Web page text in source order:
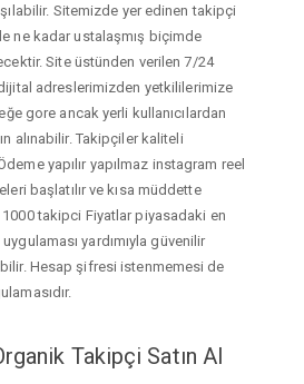
Sitemizde yer edinen takipçi
ne kadar ustalaşmış biçimde
Site üstünden verilen 7/24
dijital adreslerimizden yetkililerimize
gore ancak yerli kullanıcılardan
alınabilir. Takipçiler kaliteli
yapılır yapılmaz instagram reel
başlatılır ve kısa müddette
1000 takipci Fiyatlar piyasadaki en
yardımıyla güvenilir
Hesap şifresi istenmemesi de
Takipçi Satın Al